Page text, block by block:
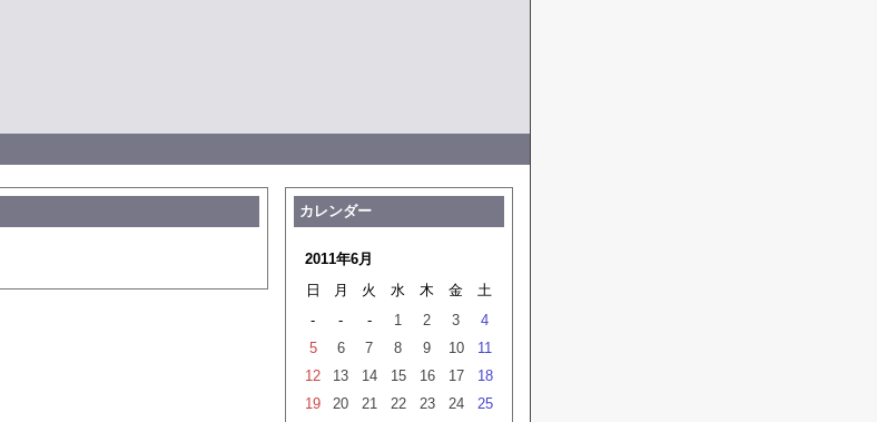
カレンダー
2011年6月
日
月 火 水 木 金
土
-
- - 1 2 3
4
5
6 7 8 9 10
11
12
13 14 15 16 17
18
19
20 21 22 23 24
25